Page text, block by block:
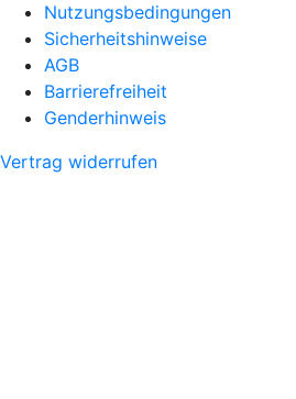
Nutzungsbedingungen
Sicherheitshinweise
AGB
Barrierefreiheit
Genderhinweis
Vertrag widerrufen